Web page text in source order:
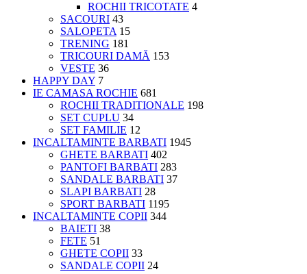
ROCHII TRICOTATE 4
SACOURI 43
SALOPETA 15
TRENING 181
TRICOURI DAMĂ 153
VESTE 36
HAPPY DAY 7
IE CAMASA ROCHIE 681
ROCHII TRADITIONALE 198
SET CUPLU 34
SET FAMILIE 12
INCALTAMINTE BARBATI 1945
GHETE BARBATI 402
PANTOFI BARBATI 283
SANDALE BARBATI 37
SLAPI BARBATI 28
SPORT BARBATI 1195
INCALTAMINTE COPII 344
BAIETI 38
FETE 51
GHETE COPII 33
SANDALE COPII 24